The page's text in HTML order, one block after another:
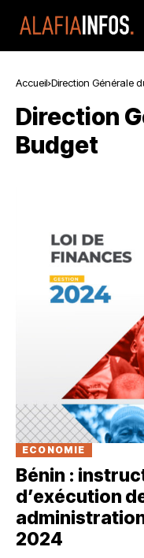
Accueil Direction Générale
Direction
Budget
ECONOMIE
Bénin :
d’exécution
2024